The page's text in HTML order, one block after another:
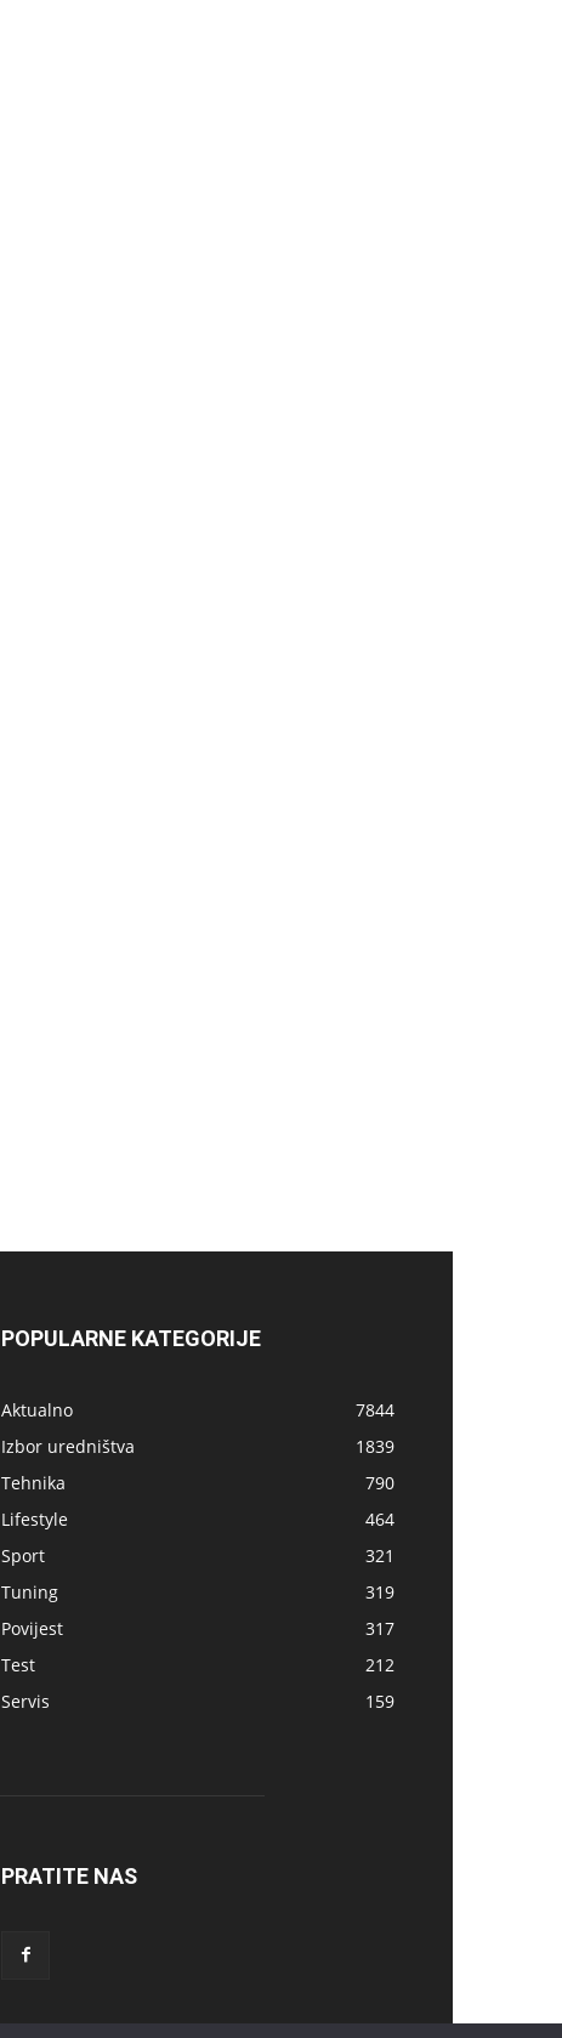
POPULARNE KATEGORIJE
Aktualno
7844
Izbor uredništva
1839
Tehnika
790
Lifestyle
464
Sport
321
Tuning
319
Povijest
317
Test
212
Servis
159
PRATITE NAS